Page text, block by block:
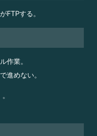
FTPする。
作業。
進めない。